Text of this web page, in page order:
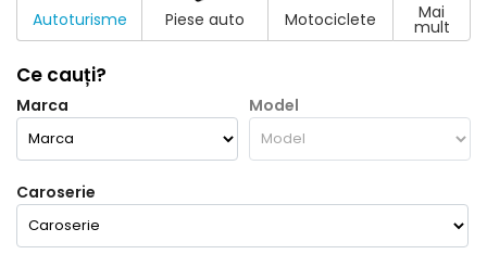
Autoturisme Piese auto Motociclete Mai
mult
Ce cauți?
Marca Model
Caroserie